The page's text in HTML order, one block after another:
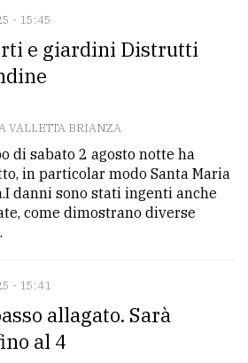
- 15:45
e giardini Distrutti
VALLETTA BRIANZA
di sabato 2 agosto notte ha
in particolar modo Santa Maria
danni sono stati ingenti anche
come dimostrano diverse
- 15:41
allagato. Sarà
al 4